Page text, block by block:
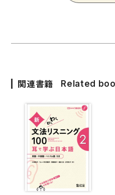
関連書籍 Related